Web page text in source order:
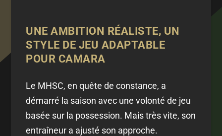
UNE AMBITION RÉALISTE, UN
STYLE DE JEU ADAPTABLE
POUR CAMARA
Le MHSC, en quête de constance, a
démarré la saison avec une volonté de jeu
basée sur la possession. Mais très vite, son
entraîneur a ajusté son approche.